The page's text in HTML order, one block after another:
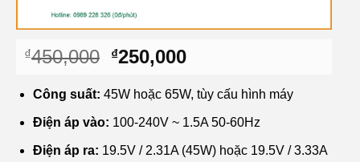
₫450,000 Giá
là:
₫450,000.
₫250,000Giá
tại
là:
₫250,000.
Công suất: 45W hoặc 65W, tùy cấu hình máy
Điện áp vào: 100-240V ~ 1.5A 50-60Hz
Điện áp ra: 19.5V / 2.31A (45W) hoặc 19.5V / 3.33A